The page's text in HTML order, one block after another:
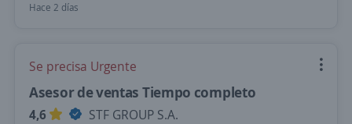
Hace 2 días
Se precisa Urgente
Asesor de ventas Tiempo completo
4,6
STF GROUP S.A.